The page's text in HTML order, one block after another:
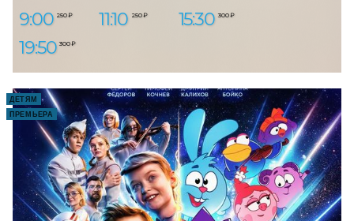
9:00 250 ₽ 11:10 250 ₽ 15:30 300 ₽
19:50 300 ₽
ДЕТЯМ
ПРЕМЬЕРА